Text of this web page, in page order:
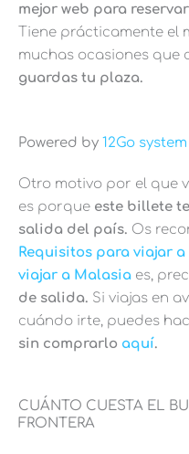
mejor web para
Tiene prácticamente el
muchas ocasiones que
guardas tu plaza.
Powered by 12Go system
Otro motivo por el que
es porque este billete
salida del país. Os
Requisitos para viajar
viajar a Malasia es,
de salida. Si viajas en
cuándo irte, puedes
sin comprarlo aquí.
CUÁNTO CUESTA EL
FRONTERA